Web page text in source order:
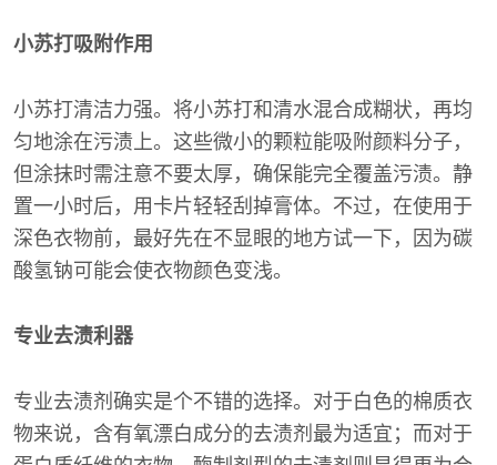
小苏打吸附作用
小苏打清洁力强。将小苏打和清水混合成糊状，再均
匀地涂在污渍上。这些微小的颗粒能吸附颜料分子，
但涂抹时需注意不要太厚，确保能完全覆盖污渍。静
置一小时后，用卡片轻轻刮掉膏体。不过，在使用于
深色衣物前，最好先在不显眼的地方试一下，因为碳
酸氢钠可能会使衣物颜色变浅。
专业去渍利器
专业去渍剂确实是个不错的选择。对于白色的棉质衣
物来说，含有氧漂白成分的去渍剂最为适宜；而对于